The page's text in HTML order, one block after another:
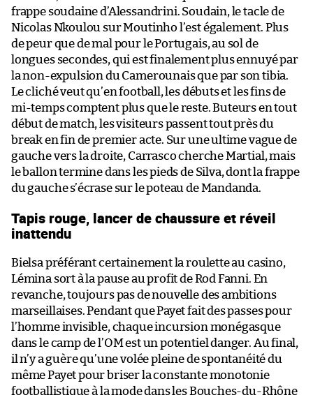
frappe soudaine d’Alessandrini. Soudain, le tacle de
Nicolas Nkoulou sur Moutinho l’est également. Plus
de peur que de mal pour le Portugais, au sol de
longues secondes, qui est finalement plus ennuyé par
la non-expulsion du Camerounais que par son tibia.
Le cliché veut qu’en football, les débuts et les fins de
mi-temps comptent plus que le reste. Buteurs en tout
début de match, les visiteurs passent tout près du
break en fin de premier acte. Sur une ultime vague de
gauche vers la droite, Carrasco cherche Martial, mais
le ballon termine dans les pieds de Silva, dont la frappe
du gauche s’écrase sur le poteau de Mandanda.
Tapis rouge, lancer de chaussure et réveil
inattendu
Bielsa préférant certainement la roulette au casino,
Lémina sort à la pause au profit de Rod Fanni. En
revanche, toujours pas de nouvelle des ambitions
marseillaises. Pendant que Payet fait des passes pour
l’homme invisible, chaque incursion monégasque
dans le camp de l’OM est un potentiel danger. Au final,
il n’y a guère qu’une volée pleine de spontanéité du
même Payet pour briser la constante monotonie
footballistique à la mode dans les Bouches-du-Rhône